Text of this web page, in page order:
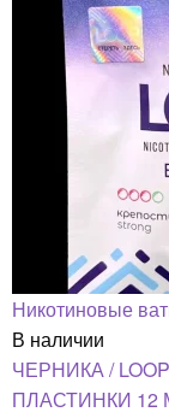
Никотиновые
В наличии
ЧЕРНИКА /
ПЛАСТИНКИ 12